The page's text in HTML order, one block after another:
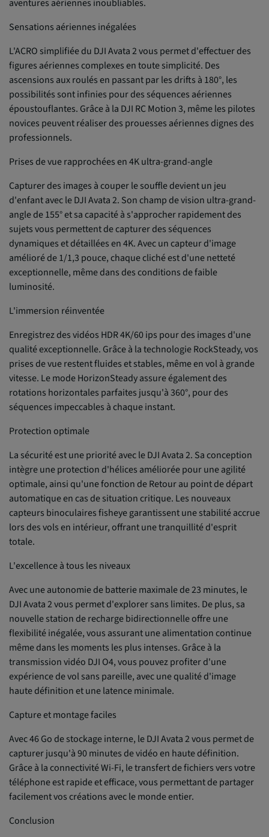
aventures aériennes inoubliables.
Sensations aériennes inégalées
L'ACRO simplifiée du DJI Avata 2 vous permet d'effectuer des
figures aériennes complexes en toute simplicité. Des
ascensions aux roulés en passant par les drifts à 180°, les
possibilités sont infinies pour des séquences aériennes
époustouflantes. Grâce à la DJI RC Motion 3, même les pilotes
novices peuvent réaliser des prouesses aériennes dignes des
professionnels.
Prises de vue rapprochées en 4K ultra-grand-angle
Capturer des images à couper le souffle devient un jeu
d'enfant avec le DJI Avata 2. Son champ de vision ultra-grand-
angle de 155° et sa capacité à s'approcher rapidement des
sujets vous permettent de capturer des séquences
dynamiques et détaillées en 4K. Avec un capteur d'image
amélioré de 1/1,3 pouce, chaque cliché est d'une netteté
exceptionnelle, même dans des conditions de faible
luminosité.
L'immersion réinventée
Enregistrez des vidéos HDR 4K/60 ips pour des images d'une
qualité exceptionnelle. Grâce à la technologie RockSteady, vos
prises de vue restent fluides et stables, même en vol à grande
vitesse. Le mode HorizonSteady assure également des
rotations horizontales parfaites jusqu'à 360°, pour des
séquences impeccables à chaque instant.
Protection optimale
La sécurité est une priorité avec le DJI Avata 2. Sa conception
intègre une protection d'hélices améliorée pour une agilité
optimale, ainsi qu'une fonction de Retour au point de départ
automatique en cas de situation critique. Les nouveaux
capteurs binoculaires fisheye garantissent une stabilité accrue
lors des vols en intérieur, offrant une tranquillité d'esprit
totale.
L'excellence à tous les niveaux
Avec une autonomie de batterie maximale de 23 minutes, le
DJI Avata 2 vous permet d'explorer sans limites. De plus, sa
nouvelle station de recharge bidirectionnelle offre une
flexibilité inégalée, vous assurant une alimentation continue
même dans les moments les plus intenses. Grâce à la
transmission vidéo DJI O4, vous pouvez profiter d'une
expérience de vol sans pareille, avec une qualité d'image
haute définition et une latence minimale.
Capture et montage faciles
Avec 46 Go de stockage interne, le DJI Avata 2 vous permet de
capturer jusqu'à 90 minutes de vidéo en haute définition.
Grâce à la connectivité Wi-Fi, le transfert de fichiers vers votre
téléphone est rapide et efficace, vous permettant de partager
facilement vos créations avec le monde entier.
Conclusion